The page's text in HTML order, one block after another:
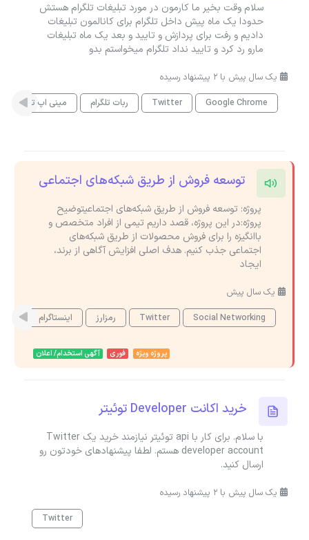
سلام وقت بخیر ما کارمون در مورد تبلیغات تلگرام هستش
حدودا یک ماه پیش داخل تلگرام برای کانالمون تبلیغات
دادیم و رفت برای پردازش و تایید و بعد یک ماه تبلیغات
مارو رد کرد و تایید نداد تلگرام میخواستم بدو
یک سال پیش با 2 پیشنهاد رسیده
Google Chrome
Twitter ربات تلگرام مینی اپ تلگرام
توسعه فروش از طریق شبکه‌های اجتماعی
پروژه: توسعه فروش از طریق شبکه‌های اجتماعیتوضیح
پروژه:در این پروژه، قصد داریم تیمی از افراد متخصص و
باانگیزه را برای فروش محصولات از طریق شبکه‌های
اجتماعی جذب کنیم. هدف اصلی افزایش آگاهی از برند،
ایجاد
یک سال پیش
Social Networking
Twitter رمزارز اینستاگرام
پروژه ویژه فوری آگهی استخدام/ اعلان
خرید اکانت Developer توئیتر
با سلام. برای کار با api توئیتر نیازمند خرید یک Twitter
developer account هستم. لطفا پیشنهادهای خودتون رو
ارسال کنید.
یک سال پیش با 2 پیشنهاد رسیده
Twitter